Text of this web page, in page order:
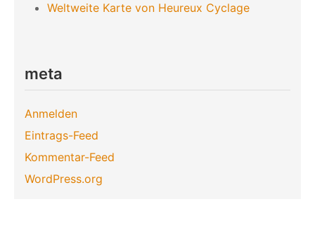
Weltweite Karte von Heureux Cyclage
meta
Anmelden
Eintrags-Feed
Kommentar-Feed
WordPress.org